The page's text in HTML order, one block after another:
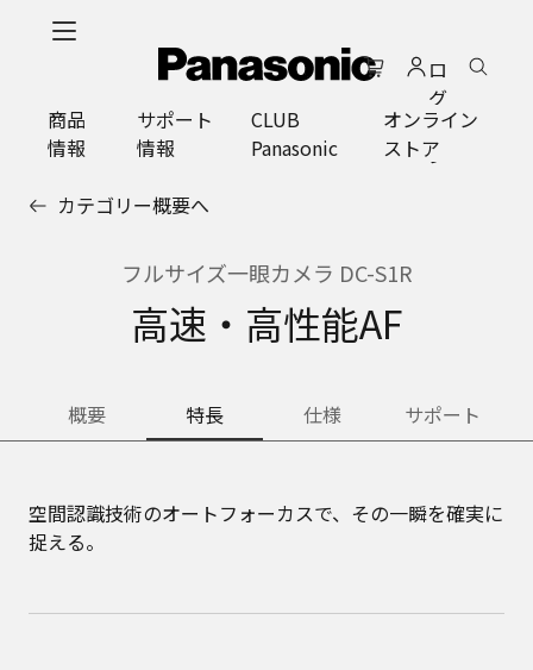
ロ
グ
イ
ン
商品
情報
サポート
情報
CLUB
Panasonic
オンライン
ストア
カテゴリー概要へ
フルサイズ一眼カメラ DC-S1R
高速・高性能AF
概要 特長 仕様 サポート
空間認識技術のオートフォーカスで、その⼀瞬を確実に
捉える。